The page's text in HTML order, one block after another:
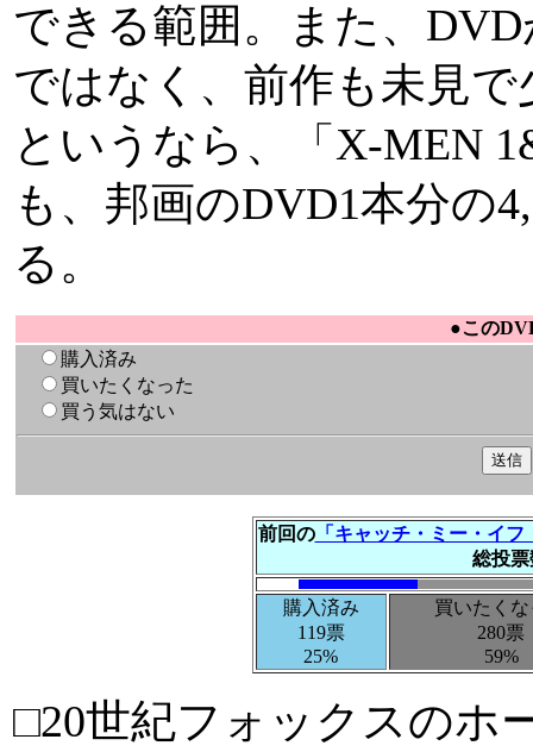
できる範囲。また、
ではなく、前作も未見
というなら、「X-MEN
も、邦画のDVD1本分の
る。
●この
購入済み
買いたくなった
買う気はない
前回の「キャッチ・ミー・イフ
総投票
購入済み
119票
25%
買いたく
280票
59%
□20世紀フォックスのホ